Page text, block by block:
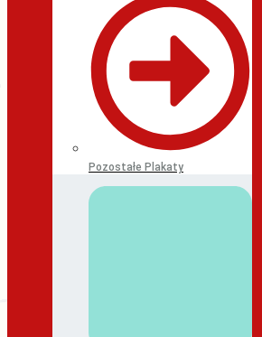
Pozostałe Plakaty